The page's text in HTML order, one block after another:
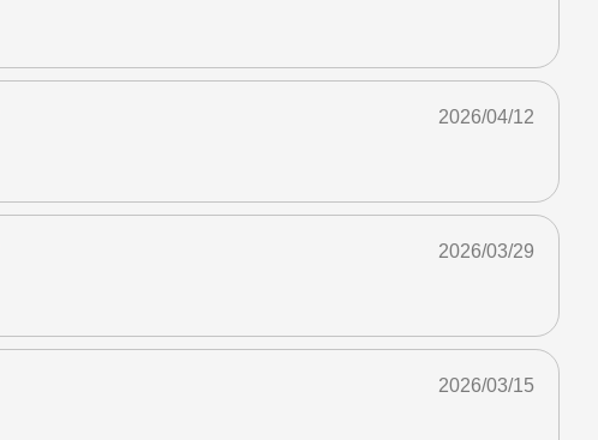
2026/04/12
2026/03/29
2026/03/15